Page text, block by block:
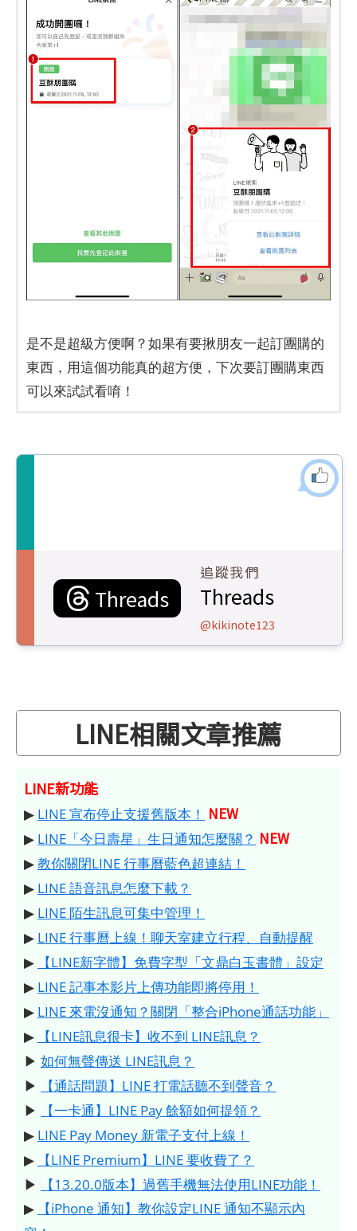
是不是超級方便啊？如果有要揪朋友一起訂團購的
東西，用這個功能真的超方便，下次要訂團購東西
可以來試試看唷！
Threads
追蹤我們
Threads
@kikinote123
LINE相關文章推薦
LINE新功能
▶ LINE 宣布停止支援舊版本！ NEW
▶ LINE「今日壽星」生日通知怎麼關？ NEW
▶教你關閉LINE 行事曆藍色超連結！
▶ LINE 語音訊息怎麼下載？
▶ LINE 陌生訊息可集中管理！
▶ LINE 行事曆上線！聊天室建立行程、自動提醒
▶
【LINE新字體】免費字型「文鼎白玉書體」設定
▶ LINE 記事本影片上傳功能即將停用！
▶ LINE 來電沒通知？關閉「整合iPhone通話功能」
▶
【LINE訊息很卡】收不到 LINE訊息？
▶ 如何無聲傳送 LINE訊息？
▶
【通話問題】LINE 打電話聽不到聲音？
▶
【一卡通】LINE Pay 餘額如何提領？
▶ LINE Pay Money 新電子支付上線！
▶
【LINE Premium】LINE 要收費了？
▶
【13.20.0版本】過舊手機無法使用LINE功能！
▶
【iPhone 通知】教你設定LINE 通知不顯示內